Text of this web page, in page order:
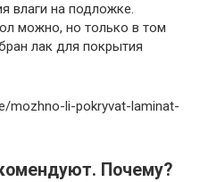
влаги на подложке.
можно, но только в том
лак для покрытия
mozhno-li-pokryvat-laminat-
Почему?